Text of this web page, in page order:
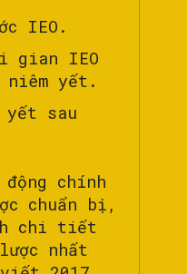
IEO.
gian IEO
yết.
yết sau
chính
chuẩn bị,
chi tiết
nhất